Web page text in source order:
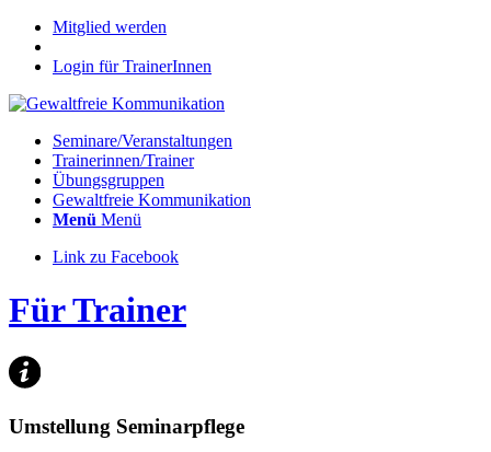
Mitglied werden
Login für TrainerInnen
Seminare/Veranstaltungen
Trainerinnen/Trainer
Übungsgruppen
Gewaltfreie Kommunikation
Menü Menü
Link zu Facebook
Für Trainer
Umstellung Seminarpflege